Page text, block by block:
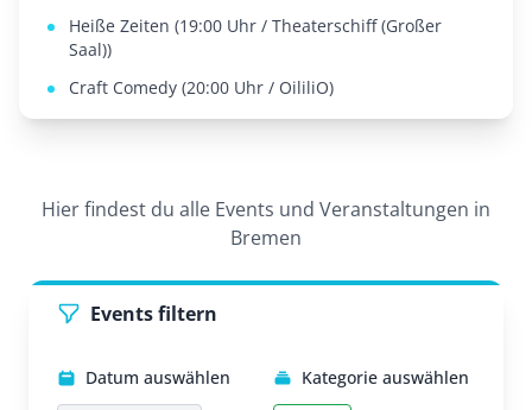
Heiße Zeiten (19:00 Uhr / Theaterschiff (Großer
Saal))
Craft Comedy (20:00 Uhr / OililiO)
Hier findest du alle Events und Veranstaltungen in
Bremen
Events filtern
Datum auswählen Kategorie auswählen